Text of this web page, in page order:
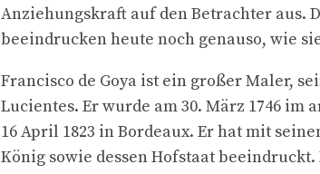
Anziehungskraft auf den Betrachter aus.
beeindrucken heute noch genauso, wie
Francisco de Goya ist ein großer Maler,
Lucientes. Er wurde am 30. März 1746 im
16 April 1823 in Bordeaux. Er hat mit
König sowie dessen Hofstaat